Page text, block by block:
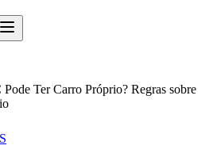
Ter Carro Próprio? Regras sobre